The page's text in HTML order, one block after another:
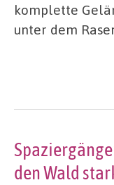
komplette
unter dem
den Wald